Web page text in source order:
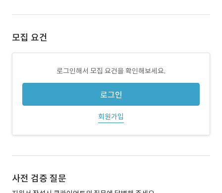
모집 요건
로그인해서 모집 요건을 확인해보세요.
로그인
회원가입
사전 검증 질문